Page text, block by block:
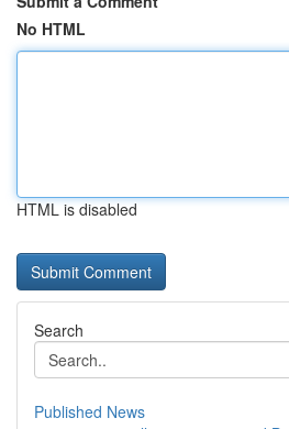
No HTML
HTML is disabled
Search
Published News